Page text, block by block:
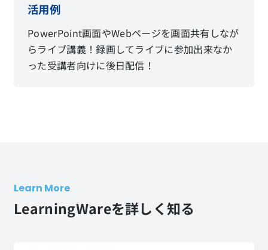
活用例
PowerPoint画面やWebページを画面共有しなが
らライブ講義！録画してライブに参加出来なか
った受講者向けに後日配信！
Learn More
LearningWareを詳しく知る